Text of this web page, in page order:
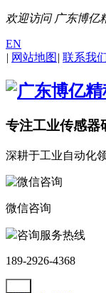
欢迎访问 广东博亿
EN
| 网站地图 | 联系我
专注工业传感器
深耕于工业自动化
微信咨询
咨询服务热线
189-2926-4368